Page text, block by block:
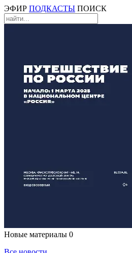
ЭФИР ПОДКАСТЫ ПОИСК
Новые материалы 0